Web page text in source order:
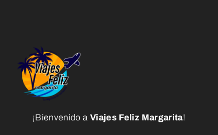
¡Bienvenido a Viajes Feliz Margarita!